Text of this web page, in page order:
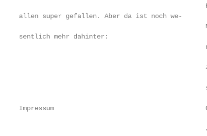
allen super gefallen. Aber da ist noch
sentlich mehr dahinter:
Impressum